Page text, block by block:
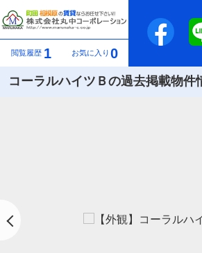
閲覧履歴 1 お気に入り 0
コーラルハイツＢの過去掲載物件